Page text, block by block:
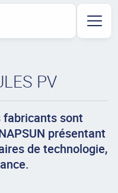
PV
sont
présentant
de technologie,